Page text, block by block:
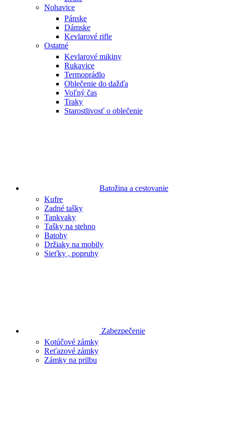
Nohavice
Pánske
Dámske
Kevlarové rifle
Ostatné
Kevlarové mikiny
Rukavice
Termoprádlo
Oblečenie do dažďa
Voľný čas
Traky
Starostlivosť o oblečenie
Batožina a cestovanie
Kufre
Zadné tašky
Tankvaky
Tašky na stehno
Batohy
Držiaky na mobily
Sieťky , popruhy
Zabezpečenie
Kotúčové zámky
Reťazové zámky
Zámky na prilbu